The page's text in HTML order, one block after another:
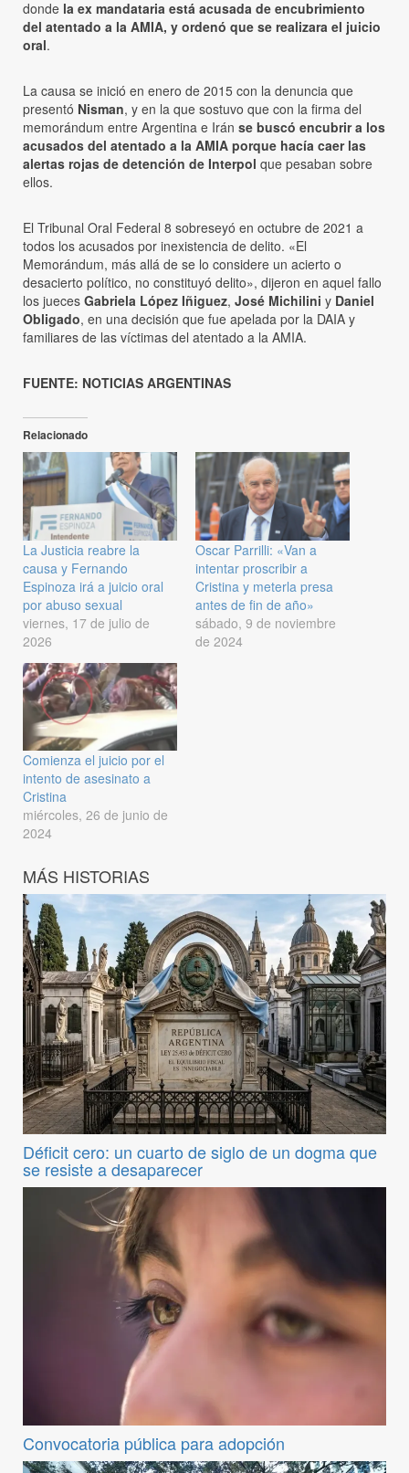
donde la ex mandataria está acusada de encubrimiento
del atentado a la AMIA, y ordenó que se realizara el juicio
oral.
La causa se inició en enero de 2015 con la denuncia que
presentó Nisman, y en la que sostuvo que con la firma del
memorándum entre Argentina e Irán se buscó encubrir a los
acusados del atentado a la AMIA porque hacía caer las
alertas rojas de detención de Interpol que pesaban sobre
ellos.
El Tribunal Oral Federal 8 sobreseyó en octubre de 2021 a
todos los acusados por inexistencia de delito. «El
Memorándum, más allá de se lo considere un acierto o
desacierto político, no constituyó delito», dijeron en aquel fallo
los jueces Gabriela López Iñiguez, José Michilini y Daniel
Obligado, en una decisión que fue apelada por la DAIA y
familiares de las víctimas del atentado a la AMIA.
FUENTE: NOTICIAS ARGENTINAS
Relacionado
La Justicia reabre la
causa y Fernando
Espinoza irá a juicio oral
por abuso sexual
viernes, 17 de julio de
2026
Oscar Parrilli: «Van a
intentar proscribir a
Cristina y meterla presa
antes de fin de año»
sábado, 9 de noviembre
de 2024
Comienza el juicio por el
intento de asesinato a
Cristina
miércoles, 26 de junio de
2024
MÁS HISTORIAS
Déficit cero: un cuarto de siglo de un dogma que
se resiste a desaparecer
Convocatoria pública para adopción